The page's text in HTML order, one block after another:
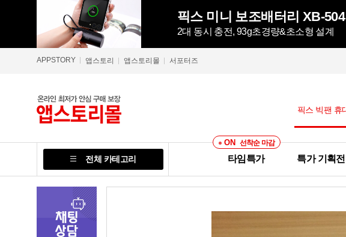
픽스 미니 보조배터리 XB-504
2대 동시 충전, 93g초경량&초소형 설계
APPSTORY 앱스토리 앱스토리몰 서포터즈
전체 카테고리
ON 선착순 마감
타임특가 특가 기획전